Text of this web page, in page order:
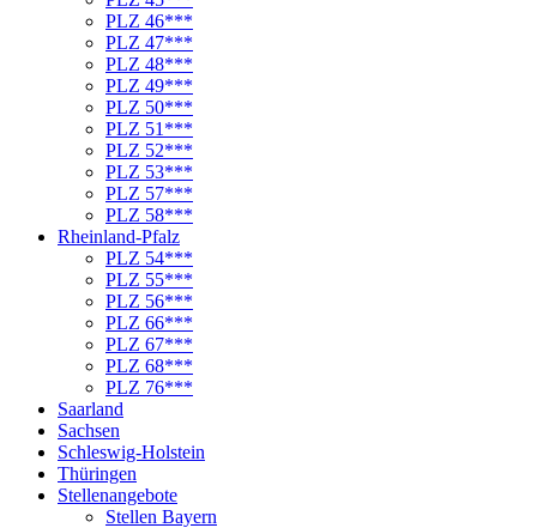
PLZ 46***
PLZ 47***
PLZ 48***
PLZ 49***
PLZ 50***
PLZ 51***
PLZ 52***
PLZ 53***
PLZ 57***
PLZ 58***
Rheinland-Pfalz
PLZ 54***
PLZ 55***
PLZ 56***
PLZ 66***
PLZ 67***
PLZ 68***
PLZ 76***
Saarland
Sachsen
Schleswig-Holstein
Thüringen
Stellenangebote
Stellen Bayern